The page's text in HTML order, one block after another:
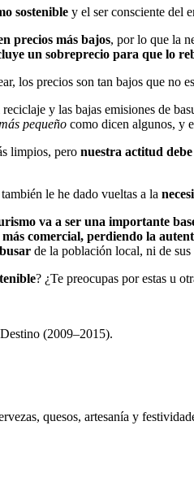
sostenible y el ser consciente del
precios más bajos, por lo que la
un sobreprecio para que lo
los precios son tan bajos que no
y las bajas emisiones de
pequeño como dicen algunos, y
limpios, pero nuestra actitud
le he dado vueltas a la
va a ser una importante
comercial, perdiendo la
de la población local, ni de
? ¿Te preocupas por estas u
(2009–2015).
quesos, artesanía y